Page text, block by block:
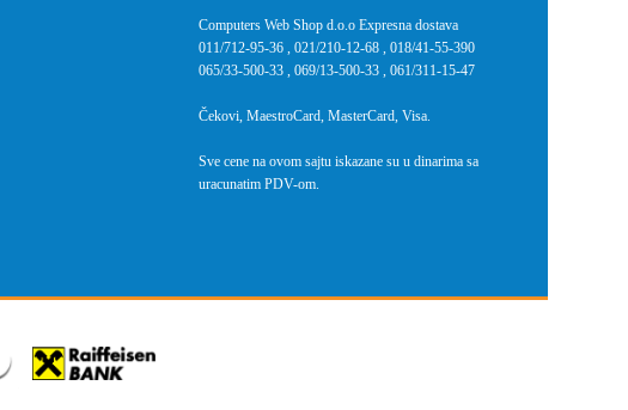
Computers Web Shop d.o.o Expresna dostava
011/712-95-36, 021/210-12-68, 018/41-55-390
065/33-500-33, 069/13-500-33, 061/311-15-47
Čekovi, MaestroCard, MasterCard, Visa.
Sve cene na ovom sajtu iskazane su u dinarima sa
uracunatim PDV-om.